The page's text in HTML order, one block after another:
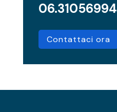
06.31056994
Contattaci ora